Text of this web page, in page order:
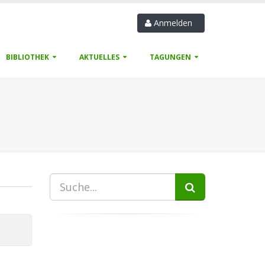
Anmelden
BIBLIOTHEK AKTUELLES TAGUNGEN